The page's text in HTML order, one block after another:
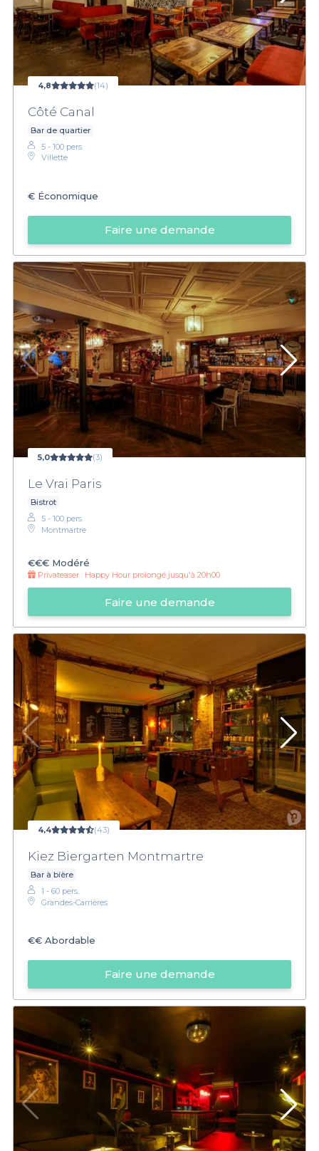
4,8 (14)
Côté Canal
Bar de quartier
5 - 100 pers.
Villette
€ Économique
Faire une demande
5,0 (3)
Le Vrai Paris
Bistrot
5 - 100 pers.
Montmartre
€€€ Modéré
Privateaser : Happy Hour prolongé jusqu'à 20h00
Faire une demande
4,4 (43)
Kiez Biergarten Montmartre
Bar à bière
1 - 60 pers.
Grandes-Carrières
€€ Abordable
Faire une demande